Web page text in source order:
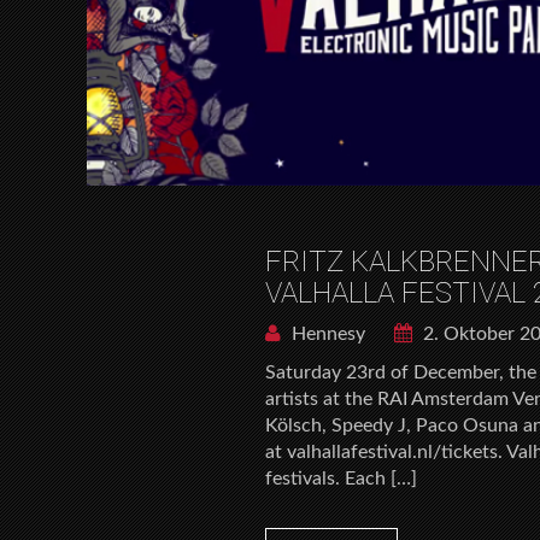
FRITZ
VALHALLA FESTIVAL
Hennesy
2. Oktober
Saturday 23rd of December,
artists at the RAI Amsterdam
Kölsch, Speedy J, Paco Osuna
at valhallafestival.nl/tickets.
festivals. Each […]